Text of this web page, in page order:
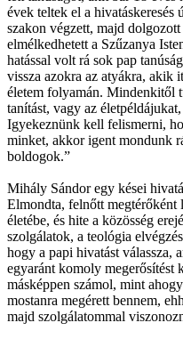
évek teltek el a
szakon végzett, majd
elmélkedhetett a Szűzanya
hatással volt rá sok pap
vissza azokra az atyákra, akik
életem folyamán. Mindenkitől
tanítást, vagy az
Igyekeznünk kell felismerni,
minket, akkor igent mondunk
boldogok.”
Mihály Sándor egy kései
Elmondta, felnőtt megtérőként
életébe, és hite a közösség
szolgálatok, a teológia
hogy a papi hivatást válassza,
egyaránt komoly megerősítést
másképpen számol, mint
mostanra megérett bennem,
majd szolgálatommal